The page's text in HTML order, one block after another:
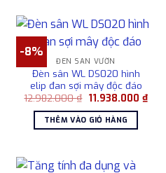
-8%
ĐÈN SÂN VƯỜN
Đèn sân WL DS020 hình
elip đan sợi mây độc đáo
12.982.000₫ Giá
là:
12.982.000 ₫.
11.938.000 ₫Giá
THÊM VÀO GIỎ HÀNG